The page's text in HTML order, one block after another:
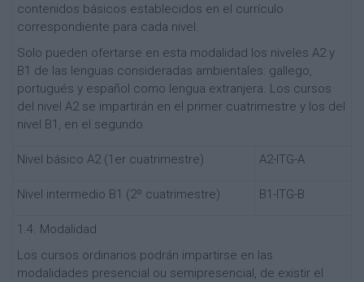
contenidos básicos establecidos en el currículo
correspondiente para cada nivel.
Solo pueden ofertarse en esta modalidad los niveles A2 y
B1 de las lenguas consideradas ambientales: gallego,
portugués y español como lengua extranjera. Los cursos
del nivel A2 se impartirán en el primer cuatrimestre y los del
nivel B1, en el segundo.
Nivel básico A2 (1er cuatrimestre) A2-ITG-A
Nivel intermedio B1 (2º cuatrimestre) B1-ITG-B
1.4. Modalidad
Los cursos ordinarios podrán impartirse en las
modalidades presencial ou semipresencial, de existir el